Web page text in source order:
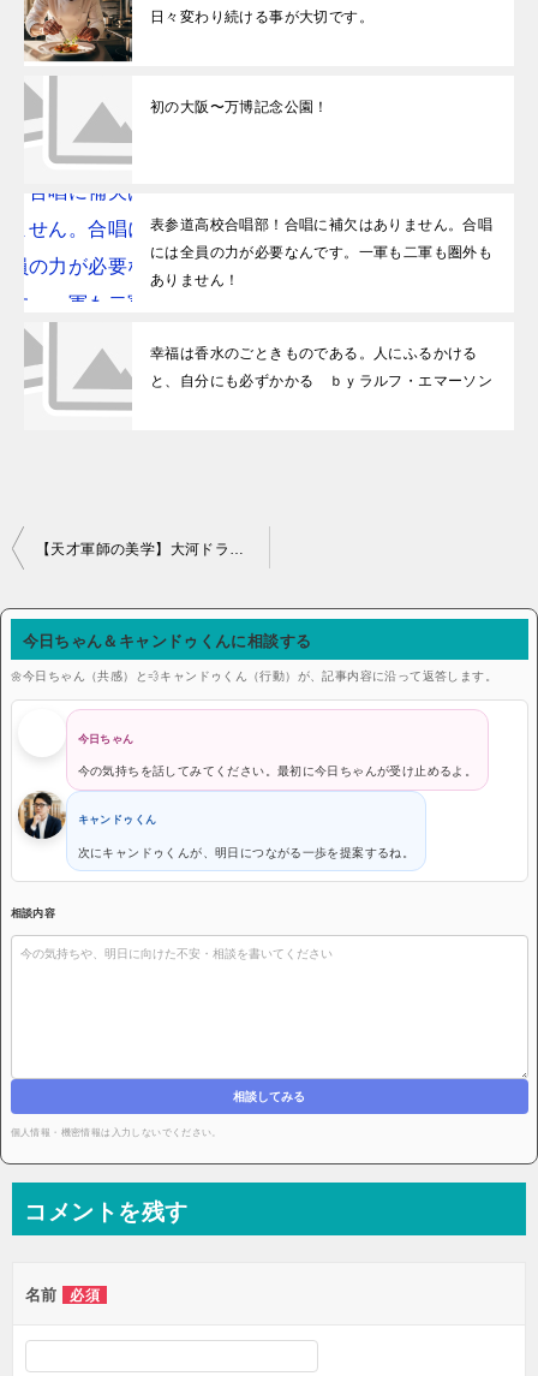
日々変わり続ける事が大切です。
初の大阪〜万博記念公園！
表参道高校合唱部！合唱に補欠はありません。合唱
には全員の力が必要なんです。一軍も二軍も圏外も
ありません！
幸福は香水のごときものである。人にふるかける
と、自分にも必ずかかる ｂｙラルフ・エマーソン
投稿ナビゲーション 【天才軍師の美学】大河ドラマ『豊臣兄弟！』竹中半兵衛の名言に学ぶ！「アドバイスが空回りする」悩みを解決する極意
今日ちゃん＆キャンドゥくんに相談する
🌼今日ちゃん（共感）と💨キャンドゥくん（行動）が、記事内容に沿って返答します。
今日ちゃん
今の気持ちを話してみてください。最初に今日ちゃんが受け止めるよ。
キャンドゥくん
次にキャンドゥくんが、明日につながる一歩を提案するね。
相談内容
相談してみる
個人情報・機密情報は入力しないでください。
コメントを残す
名前 必須